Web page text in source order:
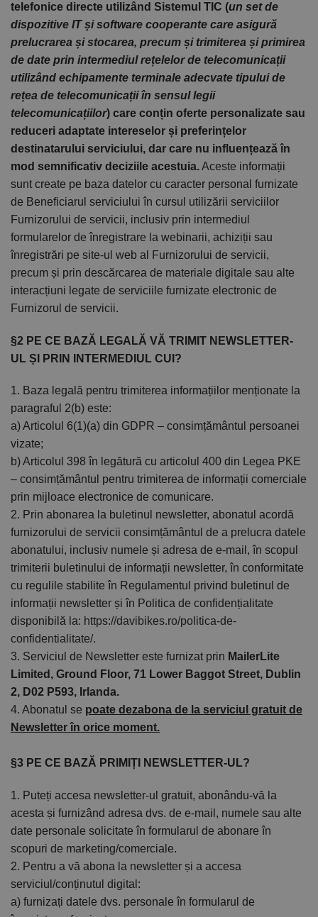
telefonice directe utilizând Sistemul TIC (un set de
dispozitive IT și software cooperante care asigură
prelucrarea și stocarea, precum și trimiterea și primirea
de date prin intermediul rețelelor de telecomunicații
utilizând echipamente terminale adecvate tipului de
rețea de telecomunicații în sensul legii
telecomunicațiilor) care conțin oferte personalizate sau
reduceri adaptate intereselor și preferințelor
destinatarului serviciului, dar care nu influențează în
mod semnificativ deciziile acestuia.Aceste informații
sunt create pe baza datelor cu caracter personal furnizate
de Beneficiarul serviciului în cursul utilizării serviciilor
Furnizorului de servicii, inclusiv prin intermediul
formularelor de înregistrare la webinarii, achiziții sau
înregistrări pe site-ul web al Furnizorului de servicii,
precum și prin descărcarea de materiale digitale sau alte
interacțiuni legate de serviciile furnizate electronic de
Furnizorul de servicii.
§2 PE CE BAZĂ LEGALĂ VĂ TRIMIT NEWSLETTER-
UL ȘI PRIN INTERMEDIUL CUI?
1. Baza legală pentru trimiterea informațiilor menționate la
paragraful 2(b) este:
a) Articolul 6(1)(a) din GDPR – consimțământul persoanei
vizate;
b) Articolul 398 în legătură cu articolul 400 din Legea PKE
– consimțământul pentru trimiterea de informații comerciale
prin mijloace electronice de comunicare.
2. Prin abonarea la buletinul newsletter, abonatul acordă
furnizorului de servicii consimțământul de a prelucra datele
abonatului, inclusiv numele și adresa de e-mail, în scopul
trimiterii buletinului de informații newsletter, în conformitate
cu regulile stabilite în Regulamentul privind buletinul de
informații newsletter și în Politica de confidențialitate
disponibilă la: https://davibikes.ro/politica-de-
confidentialitate/.
3. Serviciul de Newsletter este furnizat prin MailerLite
Limited, Ground Floor, 71 Lower Baggot Street, Dublin
2, D02 P593, Irlanda.
4. Abonatul se poate dezabona de la serviciul gratuit de
Newsletter în orice moment.
§3 PE CE BAZĂ PRIMIȚI NEWSLETTER-UL?
1. Puteți accesa newsletter-ul gratuit, abonându-vă la
acesta și furnizând adresa dvs. de e-mail, numele sau alte
date personale solicitate în formularul de abonare în
scopuri de marketing/comerciale.
2. Pentru a vă abona la newsletter și a accesa
serviciul/conținutul digital:
a) furnizați datele dvs. personale în formularul de